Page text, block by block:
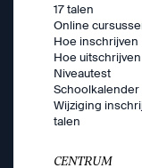
17 talen
Online
Hoe inschrijven
Hoe uitschrijven
Niveautest
Schoolkalender
Wijziging
talen
CENTRUM